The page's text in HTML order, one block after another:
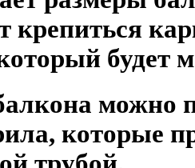
крепиться
будет
можно
которые